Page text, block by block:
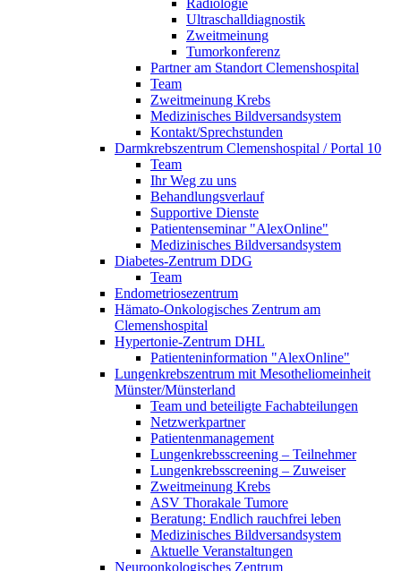
Radiologie
Ultraschalldiagnostik
Zweitmeinung
Tumorkonferenz
Partner am Standort Clemenshospital
Team
Zweitmeinung Krebs
Medizinisches Bildversandsystem
Kontakt/Sprechstunden
Darmkrebszentrum Clemenshospital / Portal 10
Team
Ihr Weg zu uns
Behandlungsverlauf
Supportive Dienste
Patientenseminar "AlexOnline"
Medizinisches Bildversandsystem
Diabetes-Zentrum DDG
Team
Endometriosezentrum
Hämato-Onkologisches Zentrum am
Clemenshospital
Hypertonie-Zentrum DHL
Patienteninformation "AlexOnline"
Lungenkrebszentrum mit Mesotheliomeinheit
Münster/Münsterland
Team und beteiligte Fachabteilungen
Netzwerkpartner
Patientenmanagement
Lungenkrebsscreening – Teilnehmer
Lungenkrebsscreening – Zuweiser
Zweitmeinung Krebs
ASV Thorakale Tumore
Beratung: Endlich rauchfrei leben
Medizinisches Bildversandsystem
Aktuelle Veranstaltungen
Neuroonkologisches Zentrum